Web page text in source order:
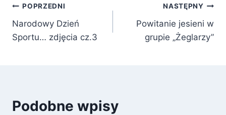
Nawigacja
wpisu
POPRZEDNI
Narodowy Dzień
Sportu… zdjęcia cz.3
NASTĘPNY
Powitanie jesieni w
grupie „Żeglarzy”
Podobne wpisy